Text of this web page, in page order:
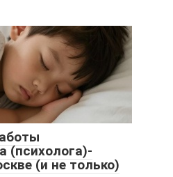
(психолога)-
(и не только)